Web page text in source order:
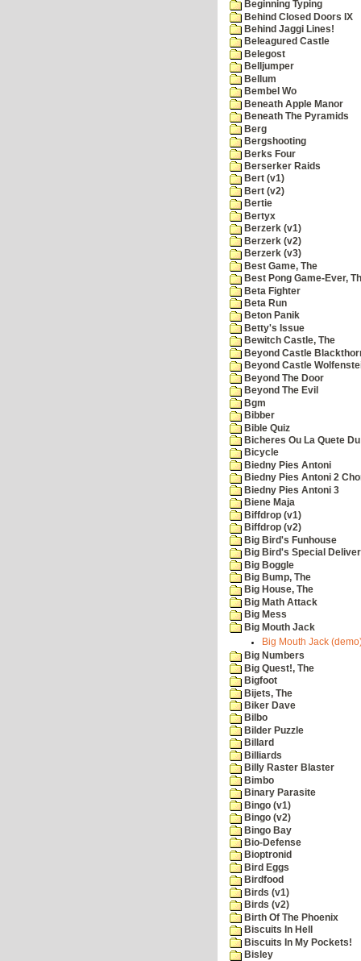
Beginning Typing
Behind Closed Doors IX
Behind Jaggi Lines!
Beleagured Castle
Belegost
Belljumper
Bellum
Bembel Wo
Beneath Apple Manor
Beneath The Pyramids
Berg
Bergshooting
Berks Four
Berserker Raids
Bert (v1)
Bert (v2)
Bertie
Bertyx
Berzerk (v1)
Berzerk (v2)
Berzerk (v3)
Best Game, The
Best Pong Game-Ever,
Beta Fighter
Beta Run
Beton Panik
Betty's Issue
Bewitch Castle, The
Beyond Castle
Beyond Castle
Beyond The Door
Beyond The Evil
Bgm
Bibber
Bible Quiz
Bicheres Ou La Quete
Bicycle
Biedny Pies Antoni
Biedny Pies Antoni 2
Biedny Pies Antoni 3
Biene Maja
Biffdrop (v1)
Biffdrop (v2)
Big Bird's Funhouse
Big Bird's Special
Big Boggle
Big Bump, The
Big House, The
Big Math Attack
Big Mess
Big Mouth Jack
Big Mouth Jack
Big Numbers
Big Quest!, The
Bigfoot
Bijets, The
Biker Dave
Bilbo
Bilder Puzzle
Billard
Billiards
Billy Raster Blaster
Bimbo
Binary Parasite
Bingo (v1)
Bingo (v2)
Bingo Bay
Bio-Defense
Bioptronid
Bird Eggs
Birdfood
Birds (v1)
Birds (v2)
Birth Of The Phoenix
Biscuits In Hell
Biscuits In My Pockets!
Bisley